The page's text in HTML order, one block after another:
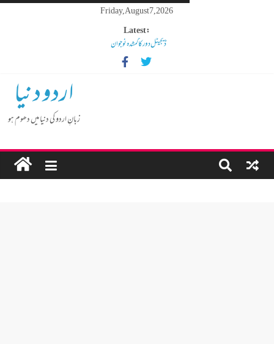
Friday, August 7, 2026
Latest:
ڈیجیٹل دور کا گمشدہ نوجوان
مہنگائی کا بوجھ پس رہا ہے مڈل کلاس انسان
کم عمر لڑکوں میں بڑھتی ہوئی نشے کی لت
گوشالہ کی زمین بتا کر سوسالہ پرانے قبرستان پر انتظامیہ نے چلا دیااردو دنیا
زبانِ اردو کی دنیا میں دھوم ہو